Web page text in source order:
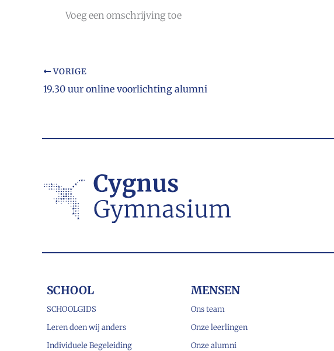
Voeg een omschrijving toe
VORIGE
19.30 uur online voorlichting alumni
SCHOOL
SCHOOLGIDS
Leren doen wij anders
Individuele Begeleiding
MENSEN
Ons team
Onze leerlingen
Onze alumni